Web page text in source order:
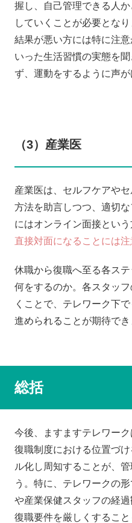
握し、自己管理できる人
していくことが必要とな
結果が悪い方には特に注
いった生活習慣の実態を
ず、運動をするように声が
（3）産業医
産業医は、セルフケアや
方法を助言しつつ、適切
にはオンライン面接という
直接対面になることには
休職から復職へ至る各ス
何をするのか。各スタッ
くことで、テレワーク下
進められることが期待でき
総括
今後、ますますテレワー
復職制度における位置づ
ル化し周知することが、
う。特に、テレワークの
や産業保健スタッフの経
復職要件を厳しくするこ